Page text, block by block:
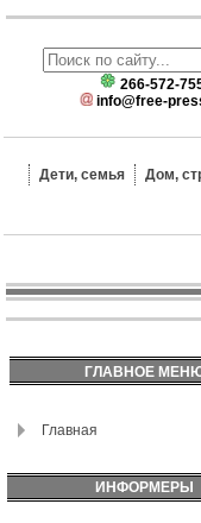
266-572-
info@free-
Дети, семья Дом,
ГЛАВНОЕ
Главная
ИНФОРМЕРЫ